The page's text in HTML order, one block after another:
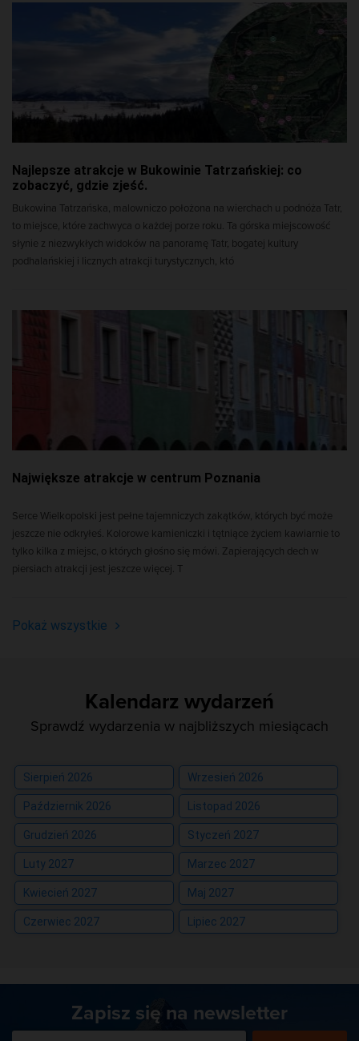
Najlepsze atrakcje w Bukowinie Tatrzańskiej: co
zobaczyć, gdzie zjeść.
Bukowina Tatrzańska, malowniczo położona na wierchach u podnóża Tatr,
to miejsce, które zachwyca o każdej porze roku. Ta górska miejscowość
słynie z niezwykłych widoków na panoramę Tatr, bogatej kultury
podhalańskiej i licznych atrakcji turystycznych, któ
Największe atrakcje w centrum Poznania
Serce Wielkopolski jest pełne tajemniczych zakątków, których być może
jeszcze nie odkryłeś. Kolorowe kamieniczki i tętniące życiem kawiarnie to
tylko kilka z miejsc, o których głośno się mówi. Zapierających dech w
piersiach atrakcji jest jeszcze więcej. T
Pokaż wszystkie
Kalendarz wydarzeń
Sprawdź wydarzenia w najbliższych miesiącach
Sierpień 2026 Wrzesień 2026
Październik 2026 Listopad 2026
Grudzień 2026 Styczeń 2027
Luty 2027 Marzec 2027
Kwiecień 2027 Maj 2027
Czerwiec 2027 Lipiec 2027
Zapisz się na newsletter